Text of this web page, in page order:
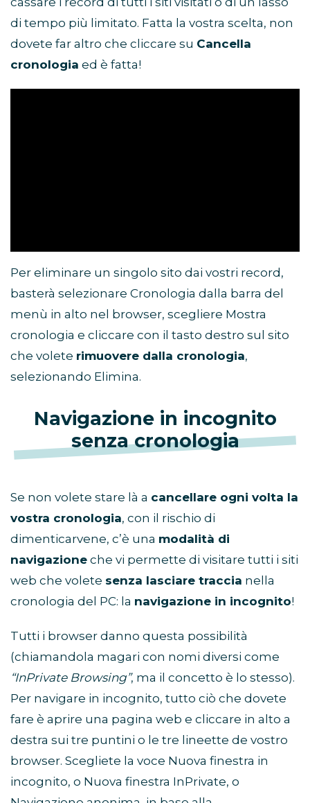
di tempo più limitato. Fatta la vostra scelta, non
dovete far altro che cliccare su Cancella
cronologia ed è fatta!
Per eliminare un singolo sito dai vostri record,
basterà selezionare Cronologia dalla barra del
menù in alto nel browser, scegliere Mostra
cronologia e cliccare con il tasto destro sul sito
che volete rimuovere dalla cronologia,
selezionando Elimina.
Navigazione in incognito
senza cronologia
Se non volete stare là a cancellare ogni volta la
vostra cronologia, con il rischio di
dimenticarvene, c’è una modalità di
navigazione che vi permette di visitare tutti i siti
web che volete senza lasciare traccia nella
cronologia del PC: la navigazione in incognito!
Tutti i browser danno questa possibilità
(chiamandola magari con nomi diversi come
“InPrivate Browsing”, ma il concetto è lo stesso).
Per navigare in incognito, tutto ciò che dovete
fare è aprire una pagina web e cliccare in alto a
destra sui tre puntini o le tre lineette de vostro
browser. Scegliete la voce Nuova finestra in
incognito, o Nuova finestra InPrivate, o